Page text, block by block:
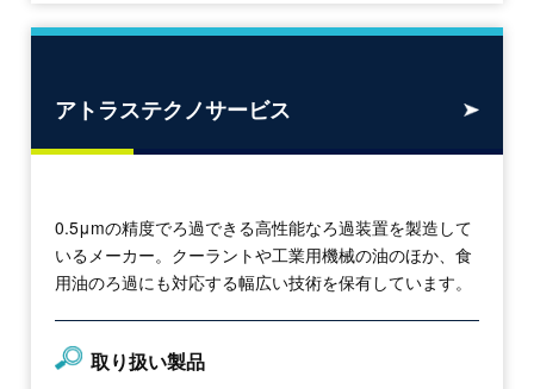
アトラステクノサービス
0.5μmの精度でろ過できる高性能なろ過装置を製造して
いるメーカー。クーラントや工業用機械の油のほか、食
用油のろ過にも対応する幅広い技術を保有しています。
取り扱い製品